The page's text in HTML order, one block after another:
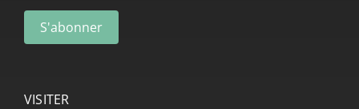
VISITER